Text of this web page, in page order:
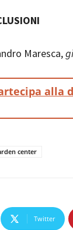
Maresca,
alla
center
Twitter